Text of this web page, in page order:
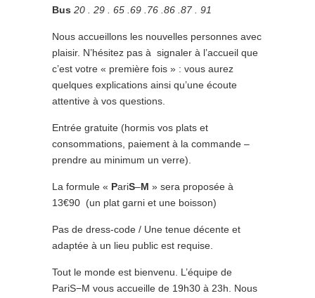
Bus 20 . 29 . 65 .69 .76 .86 .87 . 91
Nous accueillons les nouvelles personnes avec
plaisir. N’hésitez pas à signaler à l’accueil que
c’est votre « première fois » : vous aurez
quelques explications ainsi qu’une écoute
attentive à vos questions.
Entrée gratuite (hormis vos plats et
consommations, paiement à la commande –
prendre au minimum un verre).
La formule « PariS–M » sera proposée à
13€90 (un plat garni et une boisson)
Pas de dress-code / Une tenue décente et
adaptée à un lieu public est requise.
Tout le monde est bienvenu. L’équipe de
PariS−M vous accueille de 19h30 à 23h. Nous